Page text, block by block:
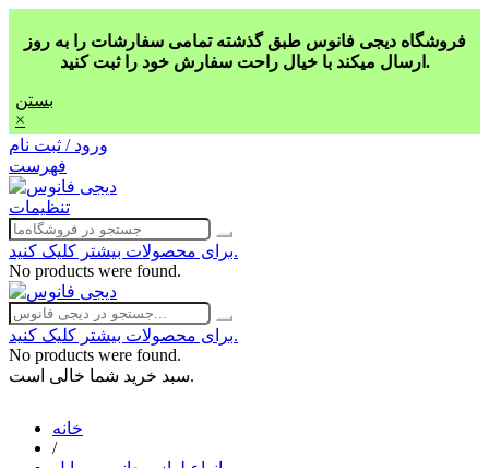
فروشگاه دیجی فانوس طبق گذشته تمامی سفارشات را به روز
ارسال میکند با خیال راحت سفارش خود را ثبت کنید.
بستن
×
ورود / ثبت نام
فهرست
تنظیمات
برای محصولات بیشتر کلیک کنید.
No products were found.
برای محصولات بیشتر کلیک کنید.
No products were found.
سبد خرید شما خالی است.
خانه
/